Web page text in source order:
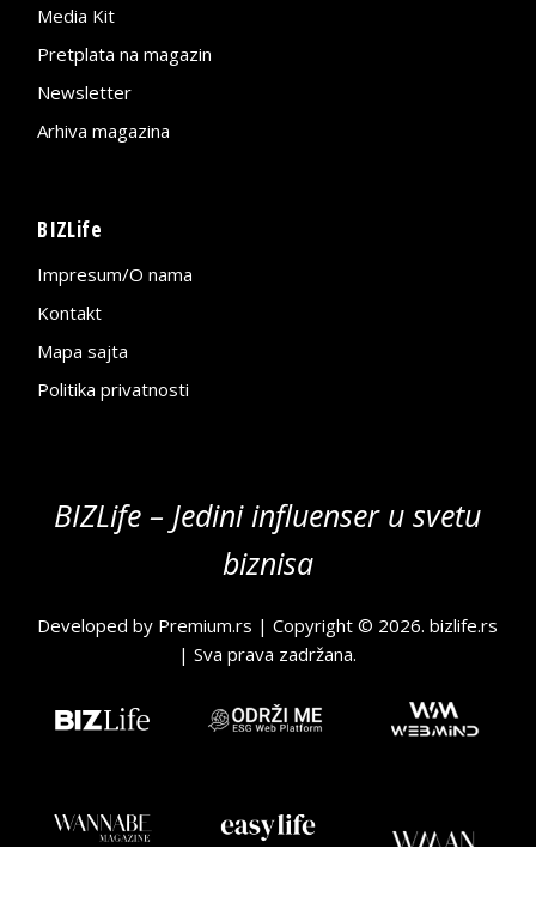
Media Kit
Pretplata na magazin
Newsletter
Arhiva magazina
BIZLife
Impresum/O nama
Kontakt
Mapa sajta
Politika privatnosti
BIZLife – Jedini influenser u svetu
biznisa
Developed by Premium.rs | Copyright © 2026.bizlife.rs
| Sva prava zadržana.